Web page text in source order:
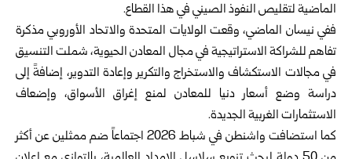
الماضية ‏لتقليص النفوذ الصيني في هذا القطاع.‏
ففي نيسان الماضي، وقعت الولايات المتحدة والاتحاد الأوروبي مذكرة
تفاهم ‏للشراكة الاستراتيجية في مجال المعادن الحيوية، شملت التنسيق
في مجالات ‏الاستكشاف والاستخراج والتكرير وإعادة التدوير، إضافةً إلى
دراسة وضع أسعار ‏دنيا للمعادن لمنع إغراق الأسواق، وإضعاف
الاستثمارات الغربية الجديدة. ‏
كما استضافت واشنطن في شباط 2026 اجتماعاً ضم ممثلين عن أكثر